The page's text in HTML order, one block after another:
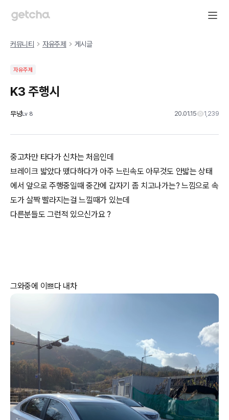
커뮤니티 자유주제 게시글
자유주제
K3 주행시
무넝Lv 8 20.01.15 1,239
중고차만 타다가 신차는 처음인데
브레이크 밟았다 뗐다하다가 아주 느린속도 아무것도 안밟는 상태
에서 앞으로 주행중일때 중간에 갑자기 좀 치고나가는? 느낌으로 속
도가 살짝 빨라지는걸 느낄때가 있는데
다른분들도 그런적 있으신가요 ?
그와중에 이쁘다 내차